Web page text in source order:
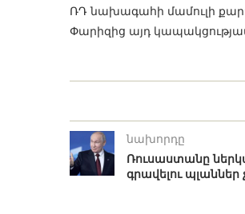
ՌԴ նախագահի մամուլի
Փարիզից այդ
նախորդը
Ռուսաստանը
գրավելու պլաններ